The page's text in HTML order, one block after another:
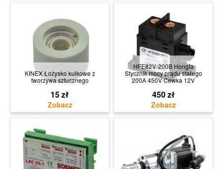
KINEX Łożysko kulkowe z
tworzywa sztucznego
15 zł
HFE82V-200B Hongfa
Stycznik mocy prądu stałego
200A 450V Cewka 12V
450 zł